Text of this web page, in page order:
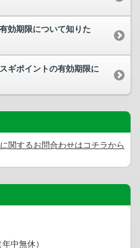
効期限について知りた
ギポイントの有効期限に
関するお問合わせはコチラから
中無休）